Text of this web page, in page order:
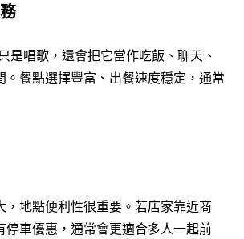
是唱歌，還會把它當作吃飯、聊天、
。餐點選擇豐富、出餐速度穩定，通常
，地點便利性很重要。若店家靠近商
停車優惠，通常會更適合多人一起前